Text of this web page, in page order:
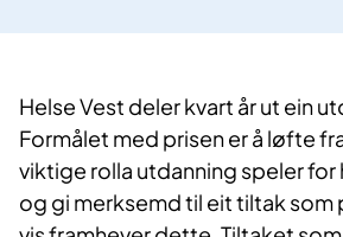
Helse Vest deler kvart år ut ein
Formålet med prisen er å løfte
viktige rolla utdanning speler
og gi merksemd til eit tiltak